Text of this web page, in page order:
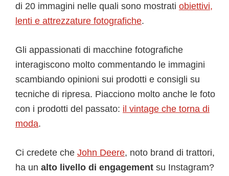
di 20 immagini nelle quali sono mostrati obiettivi,
lenti e attrezzature fotografiche.
Gli appassionati di macchine fotografiche
interagiscono molto commentando le immagini
scambiando opinioni sui prodotti e consigli su
tecniche di ripresa. Piacciono molto anche le foto
con i prodotti del passato: il vintage che torna di
moda.
Ci credete che John Deere, noto brand di trattori,
ha un alto livello di engagement su Instagram?